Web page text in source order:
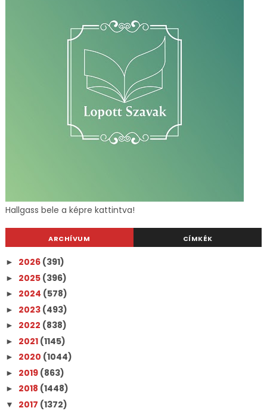
Hallgass bele a képre kattintva!
ARCHÍVUM CÍMKÉK
► 2026 (391)
► 2025 (396)
► 2024 (578)
► 2023 (493)
► 2022 (838)
► 2021 (1145)
► 2020 (1044)
► 2019 (863)
► 2018 (1448)
▼ 2017 (1372)